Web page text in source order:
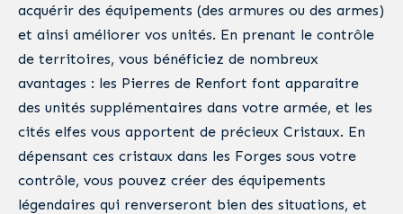
acquérir des équipements (des armures ou des armes)
et ainsi améliorer vos unités. En prenant le contrôle
de territoires, vous bénéficiez de nombreux
avantages : les Pierres de Renfort font apparaitre
des unités supplémentaires dans votre armée, et les
cités elfes vous apportent de précieux Cristaux. En
dépensant ces cristaux dans les Forges sous votre
contrôle, vous pouvez créer des équipements
légendaires qui renverseront bien des situations, et